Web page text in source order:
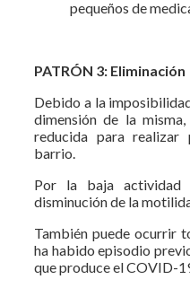
pequeños de
PATRÓN 3: Eliminación
Debido a la
dimensión de la
reducida para realizar
barrio.
Por la baja actividad
disminución de la
También puede ocurrir
ha habido episodio
que produce el COVID-